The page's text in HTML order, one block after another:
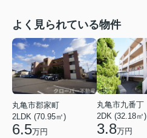
よく見られている物件
丸亀市郡家町
2LDK (70.95㎡)
6.5万円
丸亀市九番丁
2DK (32.18㎡)
3.8万円